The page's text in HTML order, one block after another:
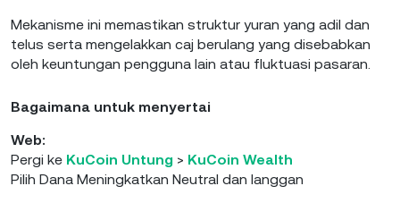
Mekanisme ini memastikan struktur yuran yang adil dan
telus serta mengelakkan caj berulang yang disebabkan
oleh keuntungan pengguna lain atau fluktuasi pasaran.
Bagaimana untuk menyertai
Web:
Pergi ke KuCoin Untung > KuCoin Wealth
Pilih Dana Meningkatkan Neutral dan langgan